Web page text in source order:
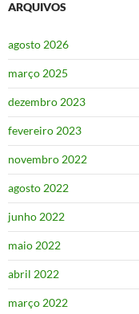
ARQUIVOS
agosto 2026
março 2025
dezembro 2023
fevereiro 2023
novembro 2022
agosto 2022
junho 2022
maio 2022
abril 2022
março 2022